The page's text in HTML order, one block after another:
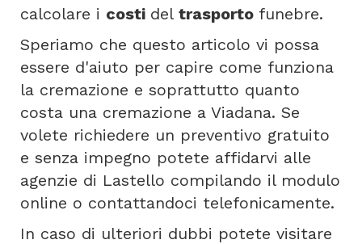
calcolare i costi del trasporto funebre.
Speriamo che questo articolo vi possa
essere d'aiuto per capire come funziona
la cremazione e soprattutto quanto
costa una cremazione a Viadana. Se
volete richiedere un preventivo gratuito
e senza impegno potete affidarvi alle
agenzie di Lastello compilando il modulo
online o contattandoci telefonicamente.
In caso di ulteriori dubbi potete visitare